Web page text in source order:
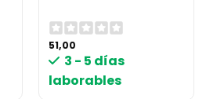
51,00
3 - 5 días
laborables